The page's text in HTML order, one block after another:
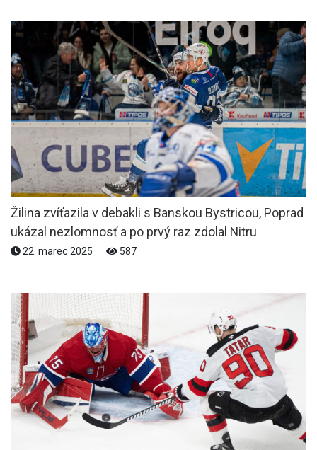
Žilina zvíťazila v debakli s Banskou Bystricou, Poprad
ukázal nezlomnosť a po prvý raz zdolal Nitru
22. marec 2025 587